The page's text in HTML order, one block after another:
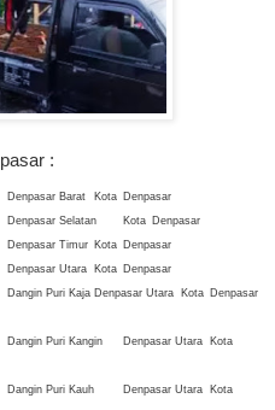
:
Denpasar Barat Kota Denpasar
Denpasar Selatan Kota Denpasar
Denpasar Timur Kota Denpasar
Denpasar Utara Kota Denpasar
Dangin Puri Kaja Denpasar Utara Kota Denpasar
Dangin Puri Kangin Denpasar Utara
Kota
Dangin Puri Kauh Denpasar Utara
Kota